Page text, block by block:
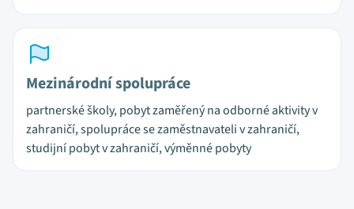
Mezinárodní spolupráce
partnerské školy, pobyt zaměřený na odborné aktivity v
zahraničí, spolupráce se zaměstnavateli v zahraničí,
studijní pobyt v zahraničí, výměnné pobyty